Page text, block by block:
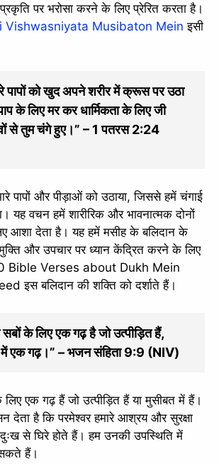
पर भरोसा करने के लिए प्रेरित करता है।
Vishwasniyata Musibaton Mein इसी
पापों को खुद अपने शरीर में क्रूस पर उठा
के लिए मर कर धार्मिकता के लिए जी
से तुम चंगे हुए।” – 1 पतरस 2:24
पापों और पीड़ाओं को उठाया, जिससे हमें चंगाई
यह वचन हमें शारीरिक और भावनात्मक दोनों
आशा देता है। यह हमें मसीह के बलिदान के
मुक्ति और उपचार पर ध्यान केंद्रित करने के लिए
Bible Verses about Dukh Mein
इस बलिदान की शक्ति को दर्शाते हैं।
के लिए एक गढ़ है जो उत्पीड़ित हैं,
एक गढ़।” – भजन संहिता 9:9 (NIV)
लिए एक गढ़ हैं जो उत्पीड़ित हैं या मुसीबत में हैं।
देता है कि परमेश्वर हमारे आश्रय और सुरक्षा
से घिरे होते हैं। हम उनकी उपस्थिति में
सकते हैं।